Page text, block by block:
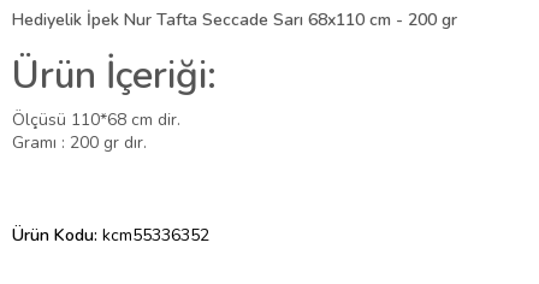
Hediyelik İpek Nur Tafta Seccade Sarı 68x110 cm - 200 gr
Ürün İçeriği:
Ölçüsü 110*68 cm dir.
Gramı : 200 gr dır.
Ürün Kodu: kcm55336352